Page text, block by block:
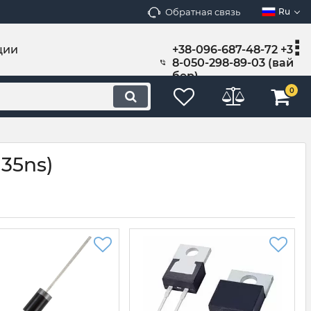
Обратная связь Ru
+38-096-687-48-72 +3
8-050-298-89-03 (вай
бер)
0